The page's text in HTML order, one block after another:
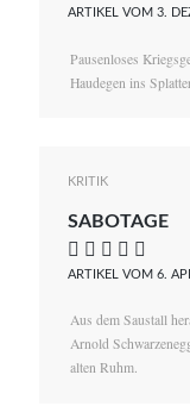
ARTIKEL VOM 3.
Pausenloses
Haudegen ins
KRITIK
SABOTAGE
    
ARTIKEL VOM 6.
Aus dem Saustall
Arnold
alten Ruhm.